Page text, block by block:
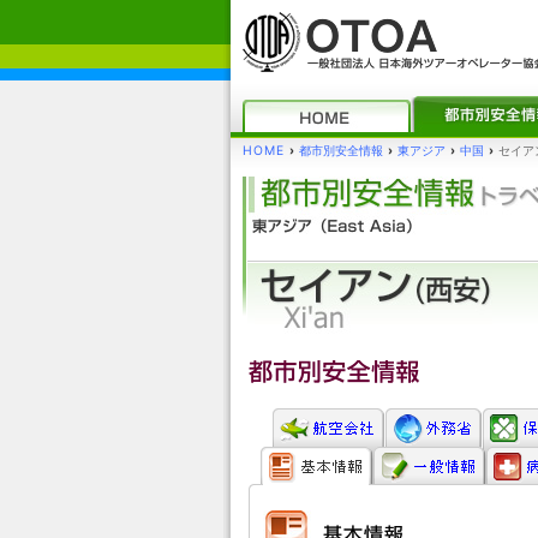
HOME › 都市別安全情報 › 東アジア › 中国 › セイ